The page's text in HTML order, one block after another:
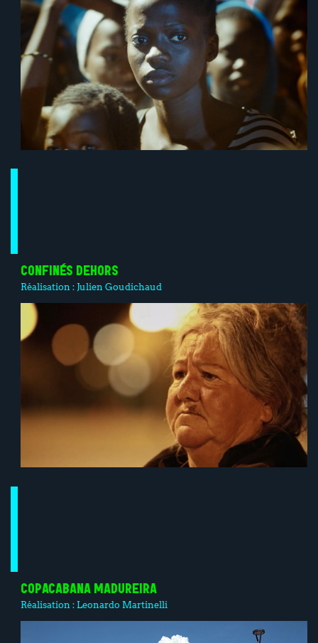
CONFINÉS DEHORS
Réalisation : Julien Goudichaud
COPACABANA MADUREIRA
Réalisation : Leonardo Martinelli